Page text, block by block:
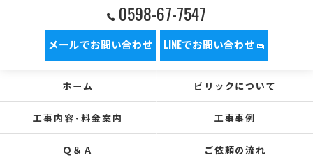
0598-67-7547
メールでお問い合わせ LINEでお問い合わせ
ホーム ビリックについて
工事内容･料金案内 工事事例
Ｑ＆Ａ ご依頼の流れ